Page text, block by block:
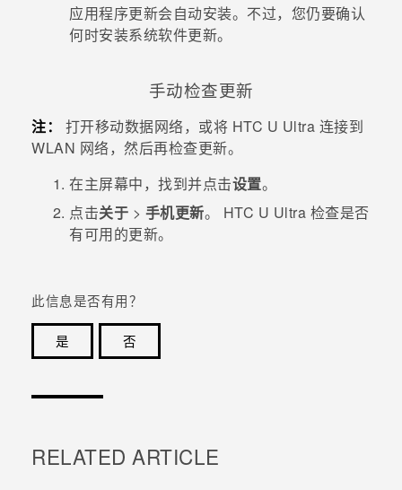
应用程序更新会自动安装。不过，您仍要确认
何时安装系统软件更新。
手动检查更新
注： 打开移动数据网络，或将 HTC U Ultra 连接到
WLAN 网络，然后再检查更新。
在主屏幕中，找到并点击设置。
点击关于 > 手机更新。 HTC U Ultra 检查是否
有可用的更新。
此信息是否有用？
是
否
RELATED ARTICLE